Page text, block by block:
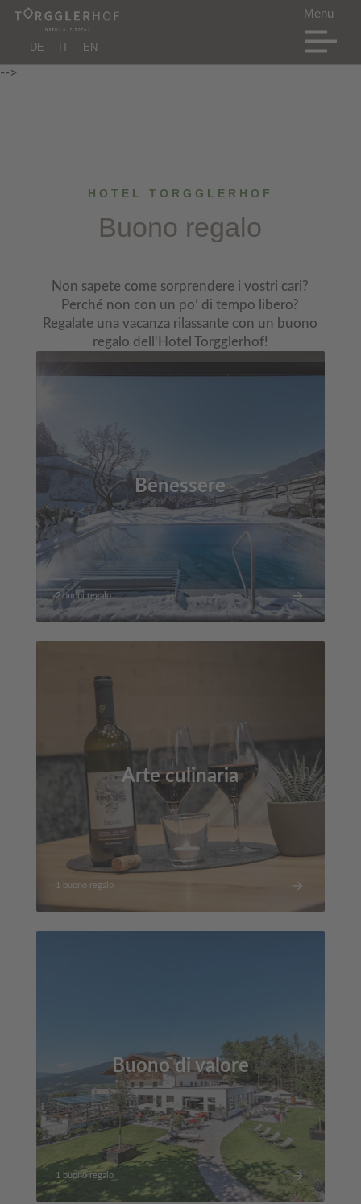
DE IT EN
-->
HOTEL TORGGLERHOF
Buono regalo
Non sapete come sorprendere i vostri cari?
Perché non con un po’ di tempo libero?
Regalate una vacanza rilassante con un buono
regalo dell'Hotel Torgglerhof!
Benessere
2 buoni regalo
Arte culinaria
1 buono regalo
Buono di valore
1 buono regalo